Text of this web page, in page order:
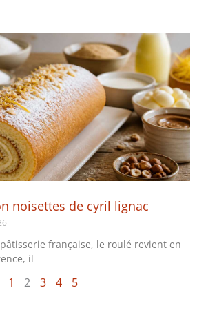
noisettes de cyril lignac
française, le roulé revient en
il
1 2 3 4 5